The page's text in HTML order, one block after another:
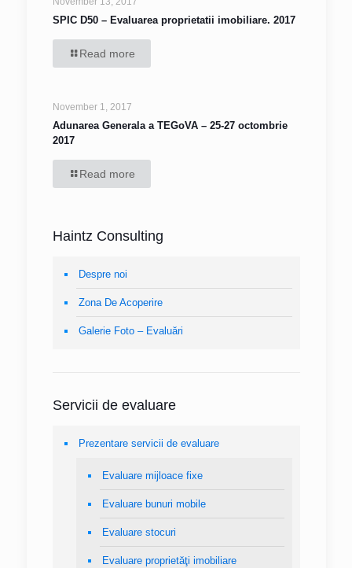
SPIC D50 – Evaluarea proprietatii imobiliare. 2017
Read more
November 1, 2017
Adunarea Generala a TEGoVA – 25-27 octombrie
2017
Read more
Haintz Consulting
Despre noi
Zona De Acoperire
Galerie Foto – Evaluări
Servicii de evaluare
Prezentare servicii de evaluare
Evaluare mijloace fixe
Evaluare bunuri mobile
Evaluare stocuri
Evaluare proprietăţi imobiliare